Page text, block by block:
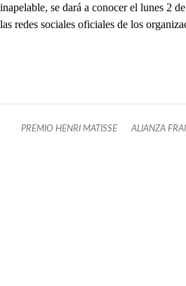
inapelable, se dará a conocer el lunes 2
las redes sociales oficiales de los
PREMIO HENRI MATISSE ALIANZA